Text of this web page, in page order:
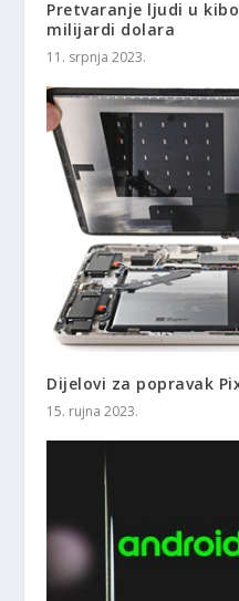
Pretvaranje ljudi u
milijardi dolara
11. srpnja 2023.
Dijelovi za popravak
15. rujna 2023.